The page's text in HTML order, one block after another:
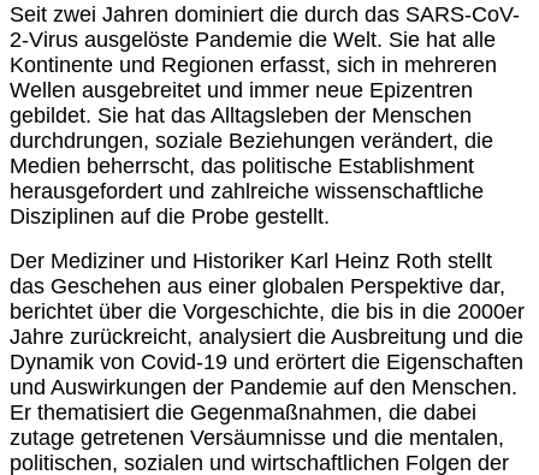
Seit zwei Jahren dominiert die durch das SARS-CoV-
2-Virus ausgelöste Pandemie die Welt. Sie hat alle
Kontinente und Regionen erfasst, sich in mehreren
Wellen ausgebreitet und immer neue Epizentren
gebildet. Sie hat das Alltagsleben der Menschen
durchdrungen, soziale Beziehungen verändert, die
Medien beherrscht, das politische Establishment
herausgefordert und zahlreiche wissenschaftliche
Disziplinen auf die Probe gestellt.
Der Mediziner und Historiker Karl Heinz Roth stellt
das Geschehen aus einer globalen Perspektive dar,
berichtet über die Vorgeschichte, die bis in die 2000er
Jahre zurückreicht, analysiert die Ausbreitung und die
Dynamik von Covid-19 und erörtert die Eigenschaften
und Auswirkungen der Pandemie auf den Menschen.
Er thematisiert die Gegenmaßnahmen, die dabei
zutage getretenen Versäumnisse und die mentalen,
politischen, sozialen und wirtschaftlichen Folgen der